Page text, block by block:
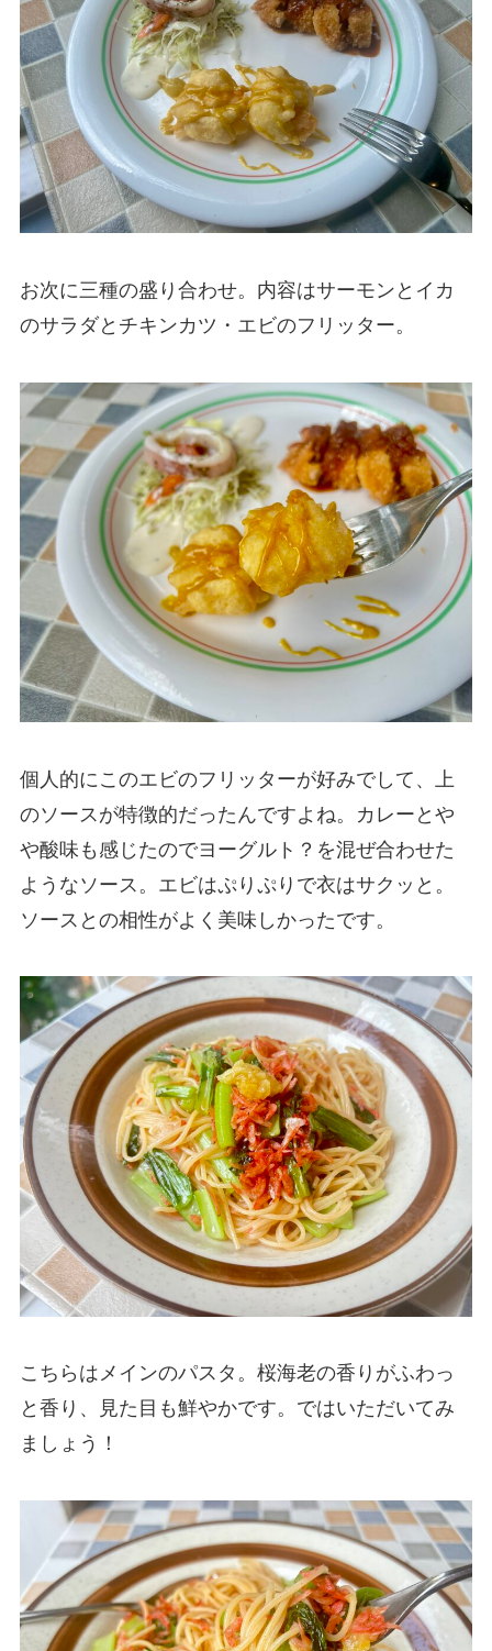
お次に三種の盛り合わせ。内容はサーモンとイカ
のサラダとチキンカツ・エビのフリッター。
個人的にこのエビのフリッターが好みでして、上
のソースが特徴的だったんですよね。カレーとや
や酸味も感じたのでヨーグルト？を混ぜ合わせた
ようなソース。エビはぷりぷりで衣はサクッと。
ソースとの相性がよく美味しかったです。
こちらはメインのパスタ。桜海老の香りがふわっ
と香り、見た目も鮮やかです。ではいただいてみ
ましょう！